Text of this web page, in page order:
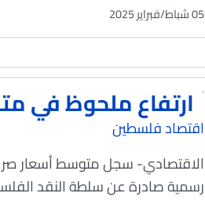
05 شباط/فبراير 2025
ارتفاع ملحوظ في
اقتصاد فلسطين
رسمية صادرة عن سلطة النقد